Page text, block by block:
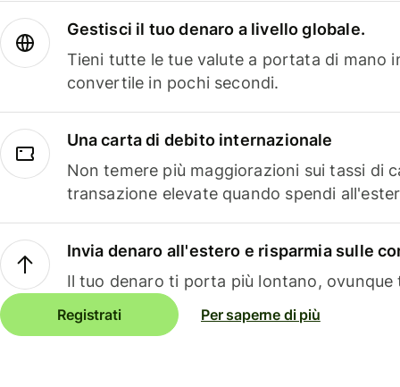
Gestisci il tuo denaro a livello globale.
Tieni tutte le tue valute a portata di mano
convertile in pochi secondi.
Una carta di debito internazionale
Non temere più maggiorazioni sui tassi di
transazione elevate quando spendi
Invia denaro all'estero e risparmia sulle
Il tuo denaro ti porta più lontano, ovunque
Registrati Per saperne di più